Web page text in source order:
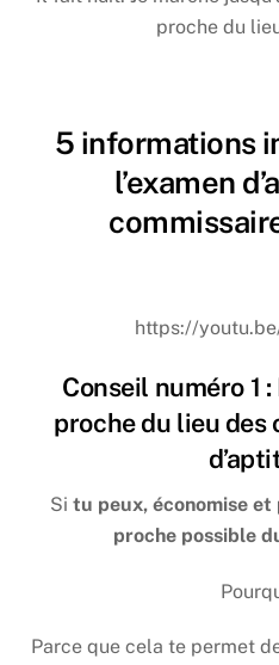
proche du
5 informations
l’examen
https://
Conseil numéro 1
proche du lieu des
Si tu peux, économise
proche possible
Parce que cela te permet